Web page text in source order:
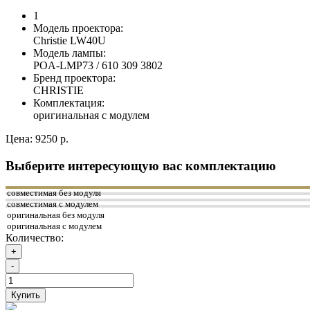
1
Модель проектора:
Christie LW40U
Модель лампы:
POA-LMP73 / 610 309 3802
Бренд проектора:
CHRISTIE
Комплектация:
оригинальная с модулем
Цена: 9250 р.
Выберите интересующую вас комплектацию
совместимая без модуля
совместимая с модулем
оригинальная без модуля
оригинальная с модулем
Количество:
+
-
Купить